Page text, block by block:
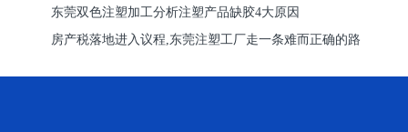
东莞双色注塑加工分析注塑产品缺胶4大原因
房产税落地进入议程,东莞注塑工厂走一条难而正确的路